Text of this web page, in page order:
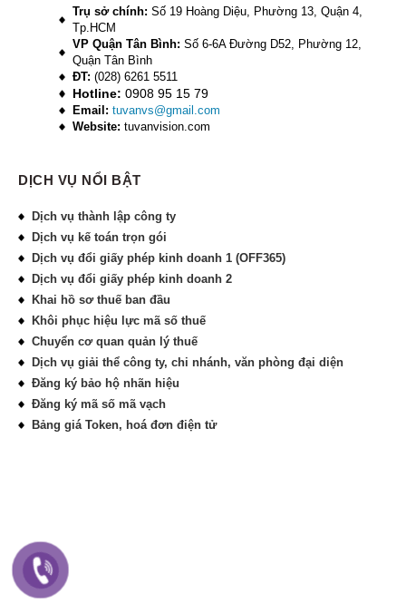
Trụ sở chính: Số 19 Hoàng Diệu, Phường 13, Quận 4,
Tp.HCM
VP Quận Tân Bình: Số 6-6A Đường D52, Phường 12,
Quận Tân Bình
ĐT: (028) 6261 5511
Hotline: 0908 95 15 79
Email: tuvanvs@gmail.com
Website: tuvanvision.com
DỊCH VỤ NỔI BẬT
Dịch vụ thành lập công ty
Dịch vụ kế toán trọn gói
Dịch vụ đổi giấy phép kinh doanh 1 (OFF365)
Dịch vụ đổi giấy phép kinh doanh 2
Khai hồ sơ thuế ban đầu
Khôi phục hiệu lực mã số thuế
Chuyển cơ quan quản lý thuế
Dịch vụ giải thể công ty, chi nhánh, văn phòng đại diện
Đăng ký bảo hộ nhãn hiệu
Đăng ký mã số mã vạch
Bảng giá Token, hoá đơn điện tử